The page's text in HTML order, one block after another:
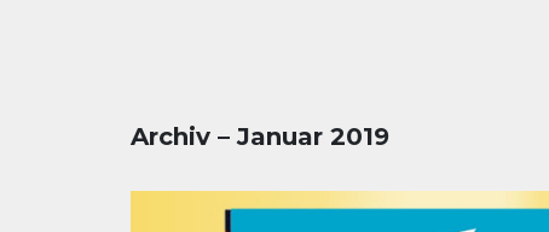
Archiv – Januar 2019